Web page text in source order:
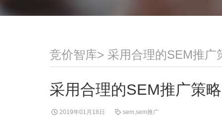
竞价智库> 采用合理的SEM推广
采用合理的SEM推广策
2019年01月18日 sem,sem推广